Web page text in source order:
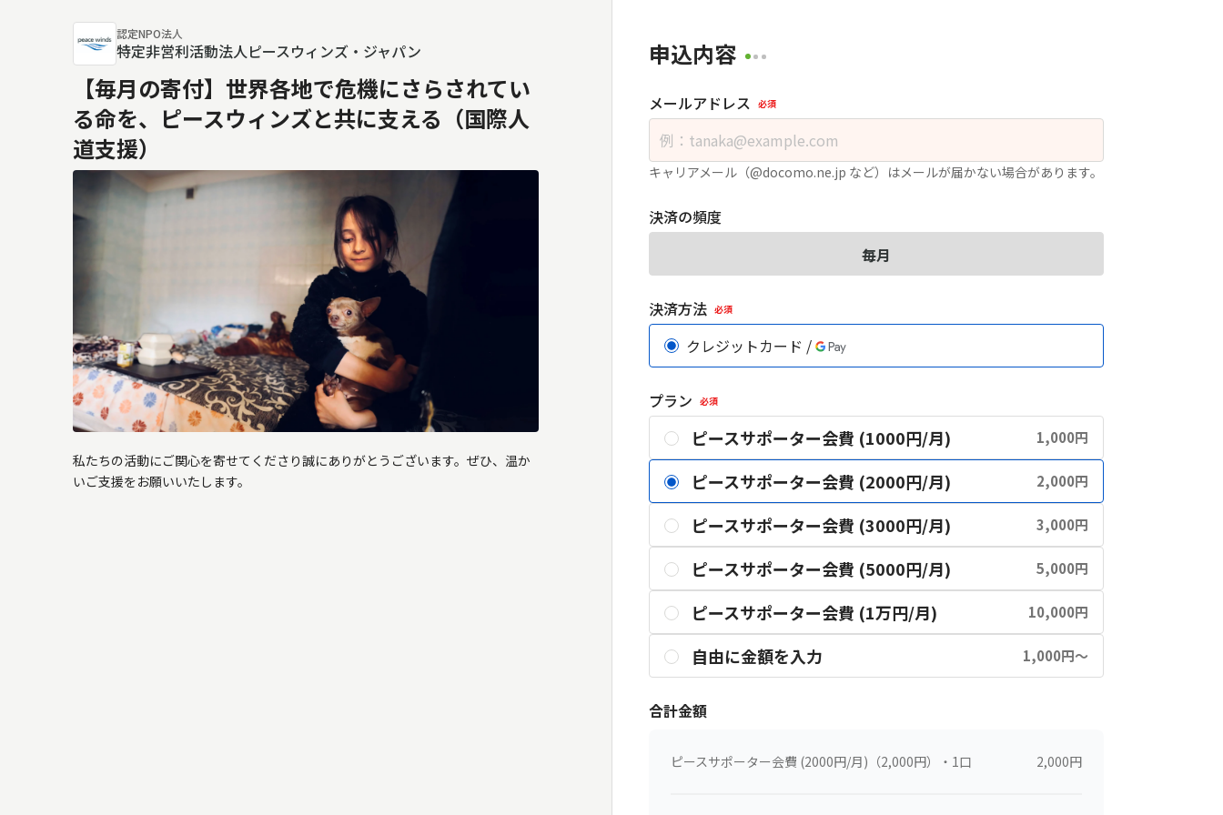
認定NPO法人
特定非営利活動法人ピースウィンズ・ジャパン
【毎月の寄付】世界各地で危機にさらされてい
る命を、ピースウィンズと共に支える（国際人
道支援）
私たちの活動にご関心を寄せてくださり誠にありがとうございます。ぜひ、温か
いご支援をお願いいたします。
申込内容
メールアドレス 必須
キャリアメール（@docomo.ne.jp など）はメールが届かない場合があります。
決済の頻度
毎月
決済方法 必須
クレジットカード /
プラン 必須
ピースサポーター会費 (1000円/月) 1,000円
ピースサポーター会費 (2000円/月) 2,000円
ピースサポーター会費 (3000円/月) 3,000円
ピースサポーター会費 (5000円/月) 5,000円
ピースサポーター会費 (1万円/月) 10,000円
自由に金額を入力 1,000円〜
合計金額
ピースサポーター会費 (2000円/月) （2,000円）・1口 2,000円